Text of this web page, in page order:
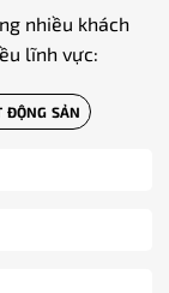
nhiều khách
lĩnh vực:
ĐỘNG SẢN